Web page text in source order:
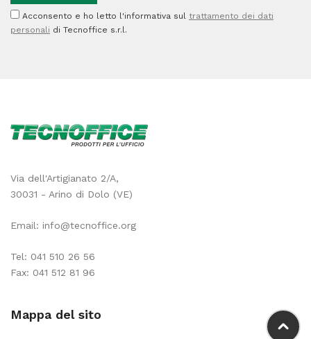
Acconsento e ho letto l'informativa sul trattamento dei dati
personali di Tecnoffice s.r.l.
Via dell'Artigianato 2/A,
30031 - Arino di Dolo (VE)
Email: info@tecnoffice.org
Tel: 041 510 26 56
Fax: 041 512 81 96
Mappa del sito